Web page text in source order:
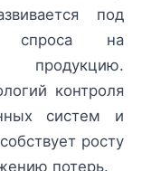
под
спроса на
контроля
систем и
росту
потерь.